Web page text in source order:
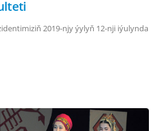
2019-njy ýylyň 12-nji iýulynda